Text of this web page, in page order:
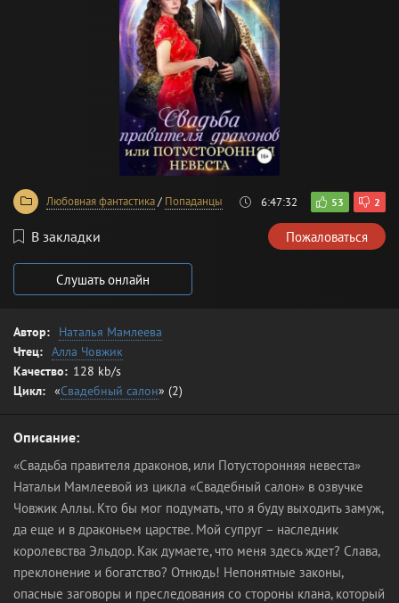
Любовная фантастика/ Попаданцы 6:47:32 53 2
В закладки Пожаловаться
Слушать онлайн
Автор:
Наталья Мамлеева
Чтец: Алла Човжик
Качество: 128 kb/s
Цикл: «Свадебный салон» (2)
Описание:
«Свадьба правителя драконов, или Потусторонняя невеста»
Натальи Мамлеевой из цикла «Свадебный салон» в озвучке
Човжик Аллы. Кто бы мог подумать, что я буду выходить замуж,
да еще и в драконьем царстве. Мой супруг – наследник
королевства Эльдор. Как думаете, что меня здесь ждет? Слава,
преклонение и богатство? Отнюдь! Непонятные законы,
опасные заговоры и преследования со стороны клана, который